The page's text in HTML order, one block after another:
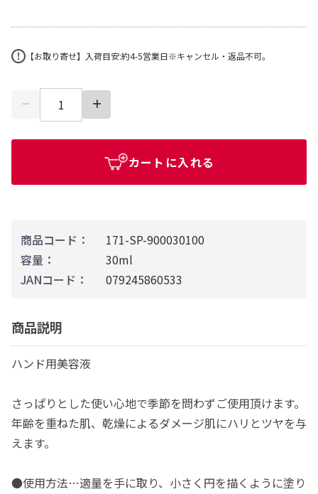
商品コード：
171-SP-900030100
容量：
30ml
JANコード：
079245860533
商品説明
ハンド用美容液
さっぱりとした使い心地で季節を問わずご使用頂けます。
年齢を重ねた肌、乾燥によるダメージ肌にハリとツヤを与
えます。
●使用方法…適量を手に取り、小さく円を描くように塗り
【お取り寄せ】入荷目安:約4-5営業日※キャンセル・返品不可。
カートに入れる